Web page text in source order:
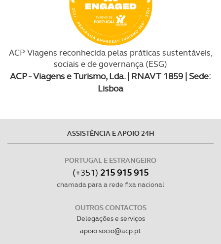
ACP Viagens reconhecida pelas práticas sustentáveis,
sociais e de governança (ESG)
ACP - Viagens e Turismo, Lda. | RNAVT 1859 | Sede:
Lisboa
ASSISTÊNCIA E APOIO 24H
PORTUGAL E ESTRANGEIRO
(+351) 215 915 915
chamada para a rede fixa nacional
OUTROS CONTACTOS
Delegações e serviços
apoio.socio@acp.pt